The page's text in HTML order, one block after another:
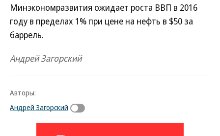
Минэкономразвития ожидает роста ВВП в 2016
году в пределах 1% при цене на нефть в $50 за
баррель.
Андрей Загорский
Авторы:
Андрей Загорский